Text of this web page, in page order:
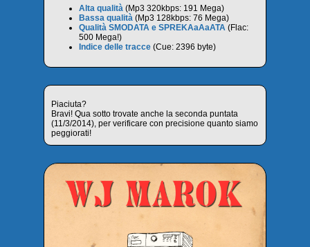
Alta qualità (Mp3 320kbps: 191 Mega)
Bassa qualità (Mp3 128kbps: 76 Mega)
Qualità SMODATA e SPREKAaAaATA (Flac:
500 Mega!)
Indice delle tracce (Cue: 2396 byte)
Piaciuta?
Bravi! Qua sotto trovate anche la seconda puntata
(11/3/2014), per verificare con precisione quanto siamo
peggiorati!